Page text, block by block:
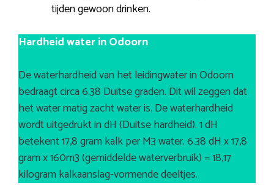
tijden gewoon drinken.
Hardheid water in Odoorn
De waterhardheid van het leidingwater in Odoorn
bedraagt circa 6.38 Duitse graden. Dit wil zeggen dat
het water matig zacht water is. De waterhardheid
wordt uitgedrukt in dH (Duitse hardheid). 1 dH
betekent 17,8 gram kalk per M3 water. 6.38 dH x 17,8
gram x 160m3 (gemiddelde waterverbruik) = 18,17
kilogram kalkaanslag-vormende deeltjes.